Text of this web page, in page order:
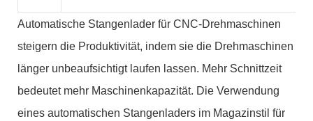
Automatische Stangenlader für CNC-Drehmaschinen
steigern die Produktivität, indem sie die Drehmaschinen
länger unbeaufsichtigt laufen lassen. Mehr Schnittzeit
bedeutet mehr Maschinenkapazität. Die Verwendung
eines automatischen Stangenladers im Magazinstil für